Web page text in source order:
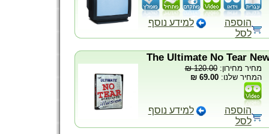
הוספה
לסל
למידע נוסף
מחיר מחירון:120.00 ₪
המחיר שלנו:69.00 ₪
הוספה
לסל
למידע נוסף